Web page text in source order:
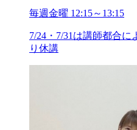
毎週金曜 12:15～13:15
7/24・7/31は講師都合
り休講